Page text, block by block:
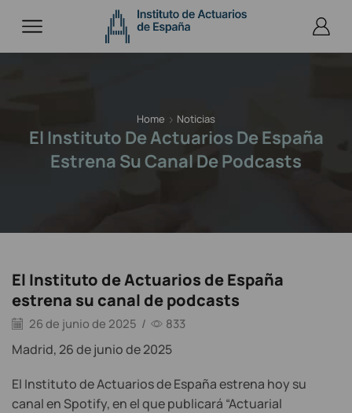
Home Noticias
El Instituto De Actuarios De España
Estrena Su Canal De Podcasts
El Instituto de Actuarios de España
estrena su canal de podcasts
26 de junio de 2025 / 833
Madrid, 26 de junio de 2025
El Instituto de Actuarios de España estrena hoy su
canal en Spotify, en el que publicará “Actuarial